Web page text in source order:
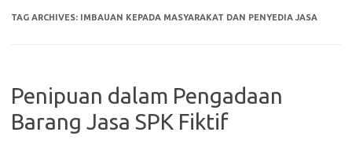
TAG ARCHIVES: IMBAUAN KEPADA MASYARAKAT DAN PENYEDIA JASA
Penipuan dalam Pengadaan
Barang Jasa SPK Fiktif